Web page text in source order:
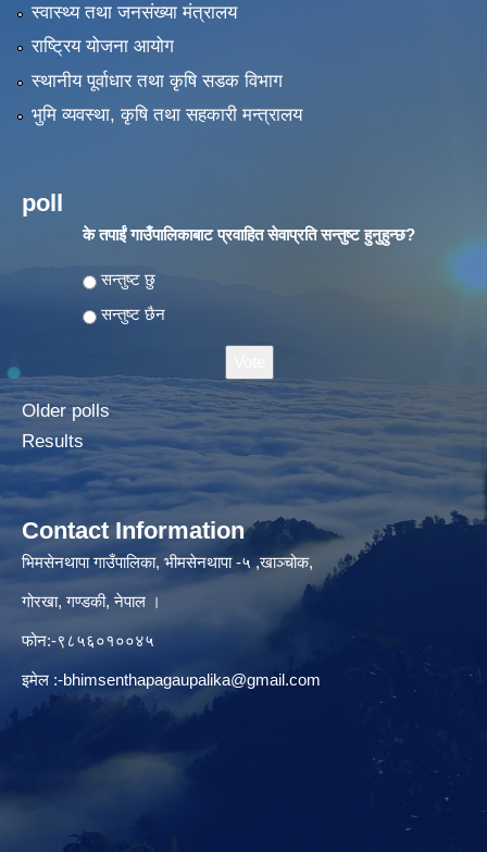
स्वास्थ्य तथा जनसंख्या मंत्रालय
राष्ट्रिय योजना आयोग
स्थानीय पूर्वाधार तथा कृषि सडक विभाग
भुमि व्यवस्था, कृषि तथा सहकारी मन्त्रालय
poll
के तपाईं गाउँपालिकाबाट प्रवाहित सेवाप्रति सन्तुष्ट हुनुहुन्छ?
Choices
सन्तुष्ट छु
सन्तुष्ट छैन
Older polls
Results
Contact Information
भिमसेनथापा गाउँपालिका, भीमसेनथापा -५ ,खाञ्चोक,
गोरखा, गण्डकी, नेपाल ।
फोन:-९८५६०१००४५
इमेल :-bhimsenthapagaupalika@gmail.com